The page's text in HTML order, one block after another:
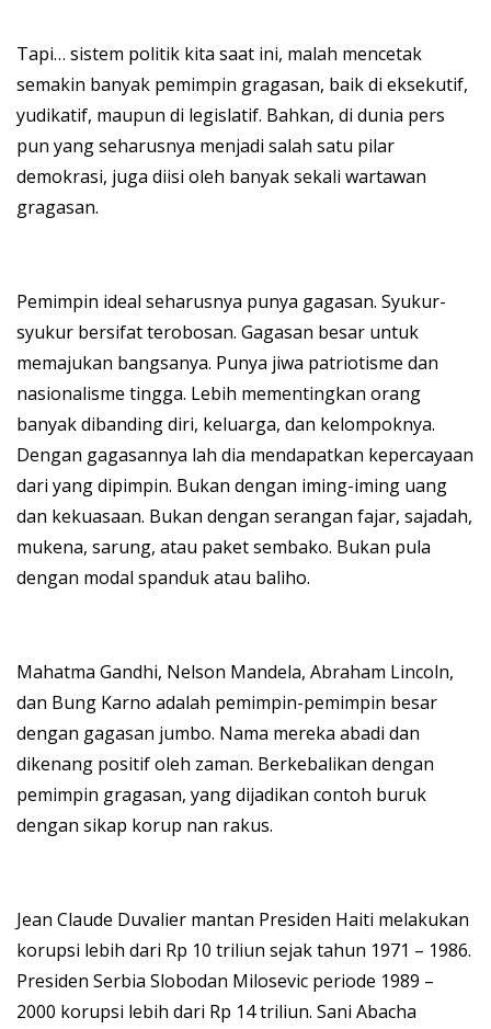
Tapi… sistem politik kita saat ini, malah mencetak
semakin banyak pemimpin gragasan, baik di eksekutif,
yudikatif, maupun di legislatif. Bahkan, di dunia pers
pun yang seharusnya menjadi salah satu pilar
demokrasi, juga diisi oleh banyak sekali wartawan
gragasan.
Pemimpin ideal seharusnya punya gagasan. Syukur-
syukur bersifat terobosan. Gagasan besar untuk
memajukan bangsanya. Punya jiwa patriotisme dan
nasionalisme tingga. Lebih mementingkan orang
banyak dibanding diri, keluarga, dan kelompoknya.
Dengan gagasannya lah dia mendapatkan kepercayaan
dari yang dipimpin. Bukan dengan iming-iming uang
dan kekuasaan. Bukan dengan serangan fajar, sajadah,
mukena, sarung, atau paket sembako. Bukan pula
dengan modal spanduk atau baliho.
Mahatma Gandhi, Nelson Mandela, Abraham Lincoln,
dan Bung Karno adalah pemimpin-pemimpin besar
dengan gagasan jumbo. Nama mereka abadi dan
dikenang positif oleh zaman. Berkebalikan dengan
pemimpin gragasan, yang dijadikan contoh buruk
dengan sikap korup nan rakus.
Jean Claude Duvalier mantan Presiden Haiti melakukan
korupsi lebih dari Rp 10 triliun sejak tahun 1971 – 1986.
Presiden Serbia Slobodan Milosevic periode 1989 –
2000 korupsi lebih dari Rp 14 triliun. Sani Abacha